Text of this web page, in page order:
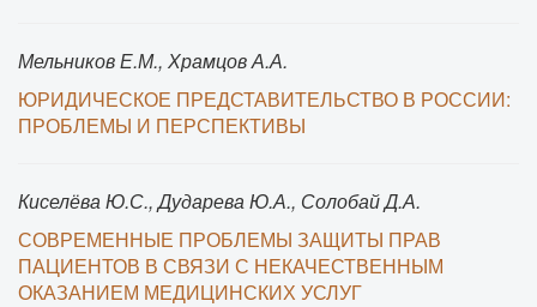
Мельников Е.М., Храмцов А.А.
ЮРИДИЧЕСКОЕ ПРЕДСТАВИТЕЛЬСТВО В РОССИИ:
ПРОБЛЕМЫ И ПЕРСПЕКТИВЫ
Киселёва Ю.С., Дударева Ю.А., Солобай Д.А.
СОВРЕМЕННЫЕ ПРОБЛЕМЫ ЗАЩИТЫ ПРАВ
ПАЦИЕНТОВ В СВЯЗИ С НЕКАЧЕСТВЕННЫМ
ОКАЗАНИЕМ МЕДИЦИНСКИХ УСЛУГ